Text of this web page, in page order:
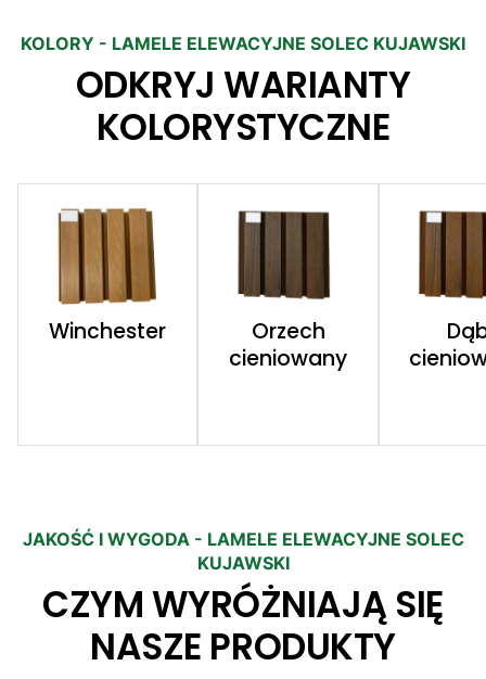
KOLORY - LAMELE ELEWACYJNE SOLEC KUJAWSKI
ODKRYJ WARIANTY
KOLORYSTYCZNE
Winchester
Orzech
cieniowany
JAKOŚĆ I WYGODA - LAMELE ELEWACYJNE SOLEC
KUJAWSKI
CZYM WYRÓŻNIAJĄ SIĘ
NASZE PRODUKTY